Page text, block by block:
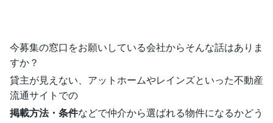
今募集の窓口をお願いしている会社からそんな話はありま
すか？
貸主が見えない、アットホームやレインズといった不動産
流通サイトでの
掲載方法・条件などで仲介から選ばれる物件になるかどう